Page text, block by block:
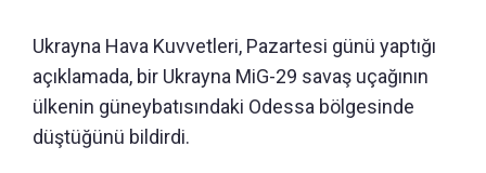
Ukrayna Hava Kuvvetleri, Pazartesi günü yaptığı
açıklamada, bir Ukrayna MiG-29 savaş uçağının
ülkenin güneybatısındaki Odessa bölgesinde
düştüğünü bildirdi.